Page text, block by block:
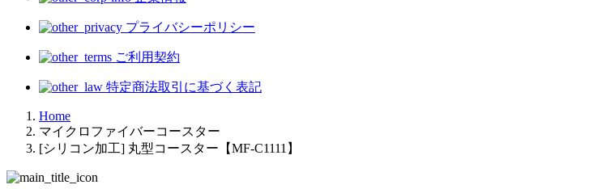
プライバシーポリシー
ご利用契約
特定商法取引に基づく表記
Home
マイクロファイバーコースター
[シリコン加工] 丸型コースター【MF-C1111】